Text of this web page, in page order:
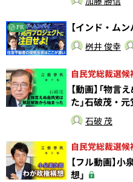
PR 【インド・ム
桝井 俊幸
自民党総裁選
【動画】「物
た」石破茂・
石破 茂
自民党総裁選
【フル動画】
想」